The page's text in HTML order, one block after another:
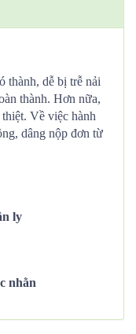
thành, dễ bị trễ nải
thành. Hơn nữa,
Về việc hành
dâng nộp đơn từ
ly
nhằn